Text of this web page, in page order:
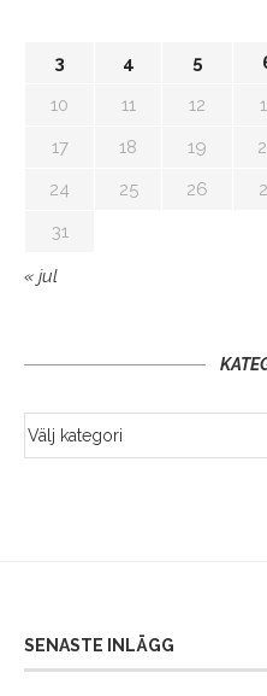
3
4 5
10
11 12
17
18 19
24
25 26
31
« jul
SENASTE INLÄGG